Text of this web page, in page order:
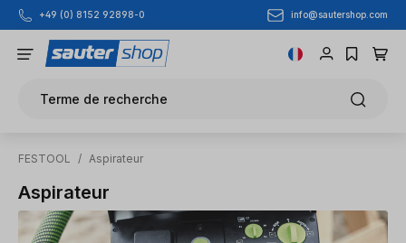
Passer au contenu principal
+49 (0) 8152 92898-0 info@sautershop.com
Terme de recherche
FESTOOL / Aspirateur
Aspirateur